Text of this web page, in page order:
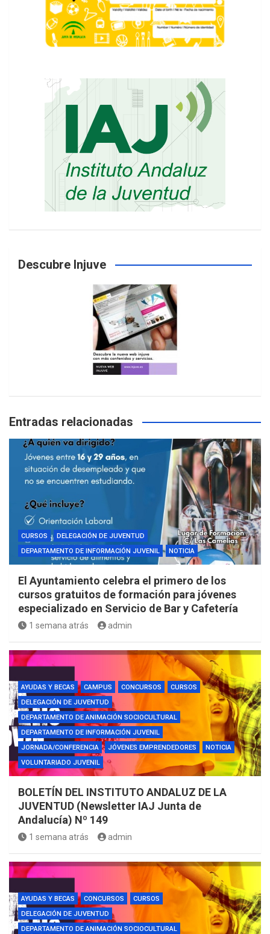
Descubre Injuve
Entradas relacionadas
CURSOS
DELEGACIÓN DE JUVENTUD
DEPARTAMENTO DE INFORMACIÓN JUVENIL
NOTICIA
El Ayuntamiento celebra el primero de los
cursos gratuitos de formación para jóvenes
especializado en Servicio de Bar y Cafetería
1 semana atrás admin
AYUDAS Y BECAS CAMPUS CONCURSOS
CURSOS
DELEGACIÓN DE JUVENTUD
DEPARTAMENTO DE ANIMACIÓN SOCIOCULTURAL
DEPARTAMENTO DE INFORMACIÓN JUVENIL
JORNADA/CONFERENCIA
JÓVENES EMPRENDEDORES
NOTICIA
VOLUNTARIADO JUVENIL
BOLETÍN DEL INSTITUTO ANDALUZ DE LA
JUVENTUD (Newsletter IAJ Junta de
Andalucía) Nº 149
1 semana atrás admin
AYUDAS Y BECAS CONCURSOS
CURSOS
DELEGACIÓN DE JUVENTUD
DEPARTAMENTO DE ANIMACIÓN SOCIOCULTURAL